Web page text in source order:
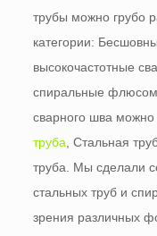
трубы можно грубо
категории:
высокочастотные
спиральные
сварного шва можно
труба , Стальная
труба. Мы сделали
стальных труб и
зрения различных